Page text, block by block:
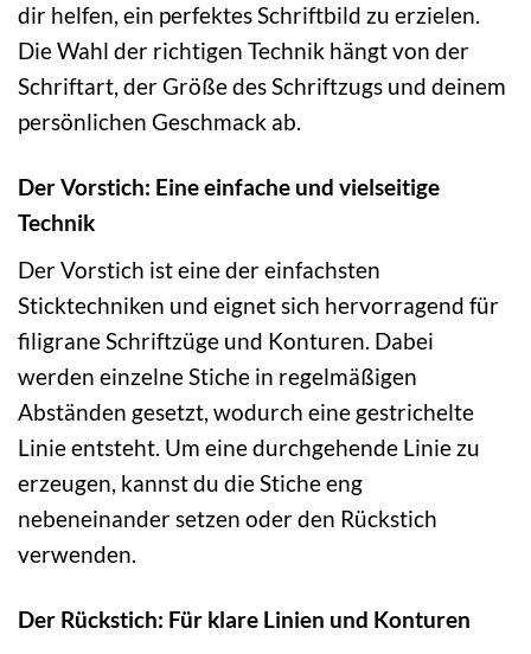
dir helfen, ein perfektes Schriftbild zu erzielen.
Die Wahl der richtigen Technik hängt von der
Schriftart, der Größe des Schriftzugs und deinem
persönlichen Geschmack ab.
Der Vorstich: Eine einfache und vielseitige
Technik
Der Vorstich ist eine der einfachsten
Sticktechniken und eignet sich hervorragend für
filigrane Schriftzüge und Konturen. Dabei
werden einzelne Stiche in regelmäßigen
Abständen gesetzt, wodurch eine gestrichelte
Linie entsteht. Um eine durchgehende Linie zu
erzeugen, kannst du die Stiche eng
nebeneinander setzen oder den Rückstich
verwenden.
Der Rückstich: Für klare Linien und Konturen